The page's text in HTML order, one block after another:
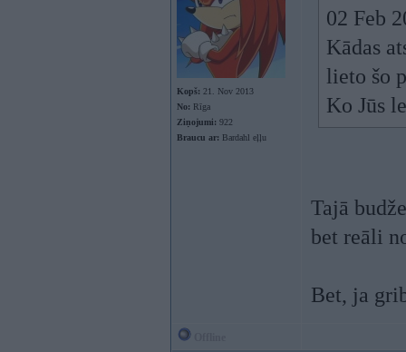
Kopš: 21. Nov 2013
No: Rīga
Ziņojumi: 922
Braucu ar: Bardahl eļļu
02 Feb
Kādas
lieto šo
Ko Jūs
Tajā
bet reāli
Bet, ja